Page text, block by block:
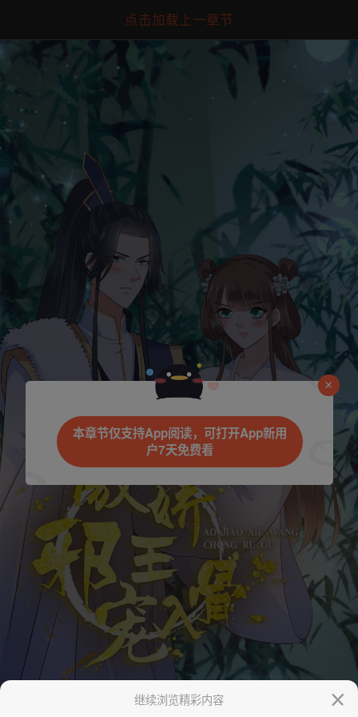
点击加载上一章节
继续浏览精彩内容
本章节仅支持App阅读，可打开App新用
户7天免费看
是否前往腾漫App继续阅读
立即前往